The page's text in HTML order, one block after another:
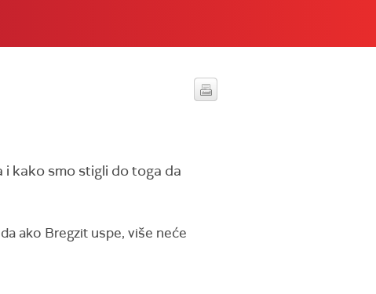
kako smo stigli do toga da
ako Bregzit uspe, više neće